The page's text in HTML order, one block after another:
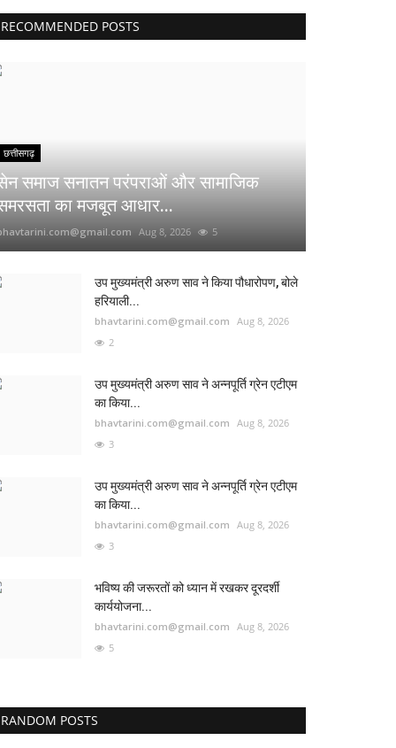
RECOMMENDED POSTS
छत्तीसगढ़
समाज सनातन परंपराओं और सामाजिक
का मजबूत आधार...
Aug 8, 2026 5
उप मुख्यमंत्री अरुण साव ने किया पौधारोपण, बोले
हरियाली...
bhavtarini.com@gmail.com Aug 8, 2026
2
उप मुख्यमंत्री अरुण साव ने अन्नपूर्ति ग्रेन एटीएम
का किया...
bhavtarini.com@gmail.com Aug 8, 2026
3
उप मुख्यमंत्री अरुण साव ने अन्नपूर्ति ग्रेन एटीएम
का किया...
bhavtarini.com@gmail.com Aug 8, 2026
3
भविष्य की जरूरतों को ध्यान में रखकर दूरदर्शी
कार्ययोजना...
bhavtarini.com@gmail.com Aug 8, 2026
5
RANDOM POSTS